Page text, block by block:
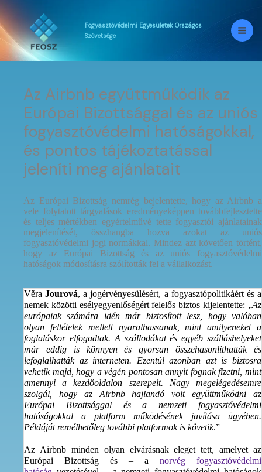
Skip
to
content
Fogyasztóvédelmi Egyesületek Országos
Szövetsége
Az Airbnb együttműködik az
Európai Bizottsággal és az uniós
fogyasztóvédelmi hatóságokkal,
és pontos tájékoztatással
jeleníti meg ajánlatait
Az Európai Bizottság nemrég bejelentette, hogy az Airbnb a
vele folytatott tárgyalások eredményeképpen továbbfejlesztette
és teljes mértékben egyértelművé tette fogyasztói ajánlatainak
megjelenítését, összhangba hozva azokat az uniós
fogyasztóvédelmi jogi normákkal. Mindez azt követően történt,
hogy az Európai Bizottság és az uniós fogyasztóvédelmi
hatóságok módosításra szólították fel a vállalkozást.
VěraJourová, a jogérvényesülésért, a fogyasztópolitikáért és a
nemek közötti esélyegyenlőségért felelős biztos kijelentette: „Az
európaiak számára idén már biztosított lesz, hogy valóban
olyan feltételek mellett nyaralhassanak, mint amilyeneket a
foglaláskor elfogadtak. A szállodákat és egyéb szálláshelyeket
már eddig is könnyen és gyorsan összehasonlíthatták és
lefoglalhatták az interneten. Ezentúl azonban azt is biztosra
vehetik majd, hogy a végén pontosan annyit fognak fizetni, mint
amennyi a kezdőoldalon szerepelt. Nagy megelégedésemre
szolgál, hogy az Airbnb hajlandó volt együttműködni az
Európai Bizottsággal és a nemzeti fogyasztóvédelmi
hatóságokkal a platform működésének javítása ügyében.
Példáját remélhetőleg további platformok is követik.”
Az Airbnb minden olyan elvárásnak eleget tett, amelyet az
Európai Bizottság és – a norvég fogyasztóvédelmi